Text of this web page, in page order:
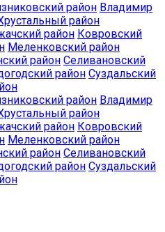
район Владимир
район
район Ковровский
Меленковский район
район Селивановский
район Суздальский
район Владимир
район
район Ковровский
Меленковский район
район Селивановский
район Суздальский